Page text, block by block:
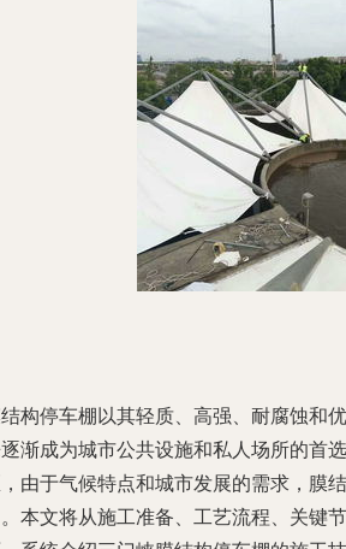
构停车棚以其轻质、高强、耐腐蚀和
渐成为城市公共设施和私人场所的首
由于气候特点和城市发展的需求，膜
本文将从施工准备、工艺流程、关键